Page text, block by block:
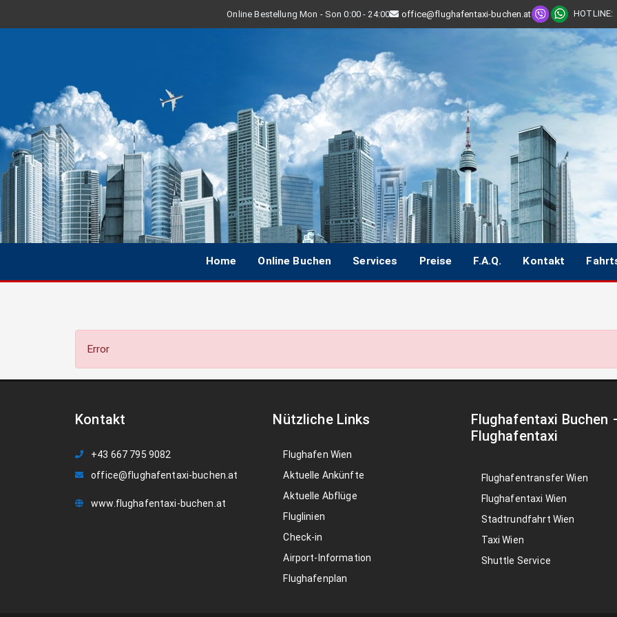
Online Bestellung Mon - Son 0:00 - 24:00 office@flughafentaxi-buchen.at HOTLINE:
Home Online Buchen Services Preise F.A.Q. Kontakt
Error
Kontakt
+43 667 795 9082
office@flughafentaxi-buchen.at
www.flughafentaxi-buchen.at
Nützliche Links
Flughafen Wien
Aktuelle Ankünfte
Aktuelle Abflüge
Fluglinien
Check-in
Airport-Information
Flughafenplan
Flughafentaxi Buchen
Flughafentaxi
Flughafentransfer Wien
Flughafentaxi Wien
Stadtrundfahrt Wien
Taxi Wien
Shuttle Service